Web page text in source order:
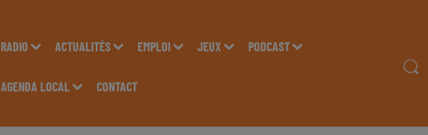
RADIO ACTUALITÉS EMPLOI JEUX PODCAST
AGENDA LOCAL CONTACT